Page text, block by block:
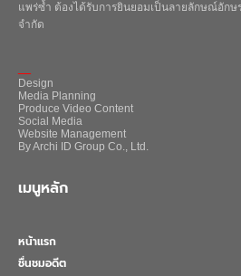
แพร่ซ้ำ ต้องได้รับการยินยอมเป็นลายลักษณ์อักษ
จำกัด
Design
Media Planning
Produce Video Content
Social Media
Website Management
By Archi ID Group Co., Ltd.
เมนูหลัก
หน้าแรก
ชื่นชมอดีต